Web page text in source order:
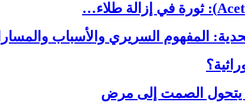
المفهوم السريري والأسباب
يتحول الصمت إلى مرض